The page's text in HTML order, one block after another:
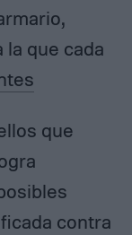
que cada
que
contra